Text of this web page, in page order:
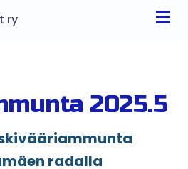
ry
2025.5
radalla